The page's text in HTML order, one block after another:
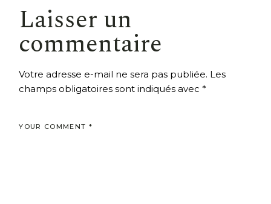
Laisser un
commentaire
Votre adresse e-mail ne sera pas publiée. Les
champs obligatoires sont indiqués avec*